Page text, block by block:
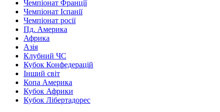
Чемпіонат Франції
Чемпіонат Іспанії
Чемпіонат росії
Пд. Америка
Африка
Азія
Клубний ЧС
Кубок Конфедерацій
Інший світ
Копа Америка
Кубок Африки
Кубок Лібертадорес